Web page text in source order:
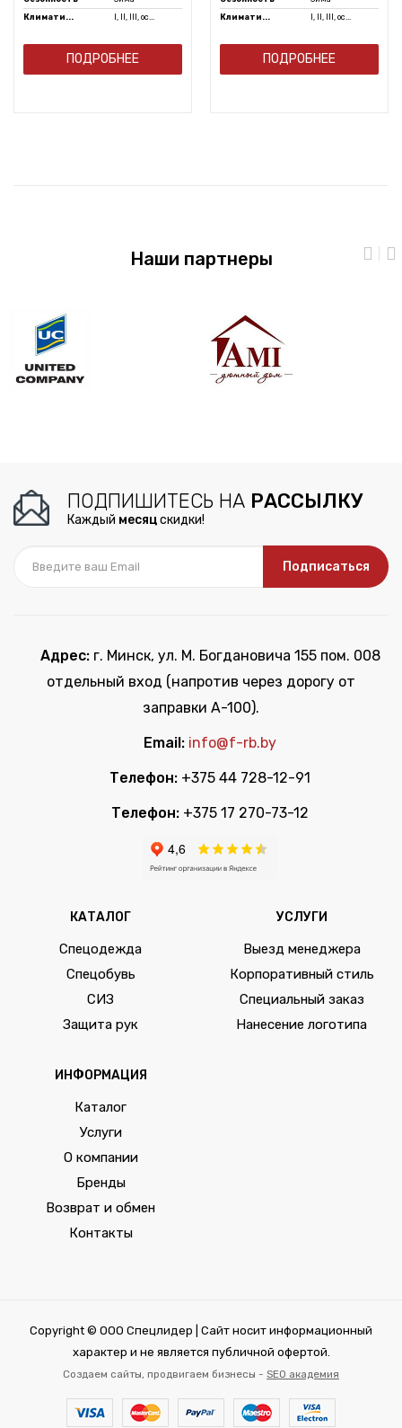
Климати...
I, II, III, ос...
ПОДРОБНЕЕ
Климати...
I, II, III, ос...
ПОДРОБНЕЕ
Наши партнеры
ПОДПИШИТЕСЬ НА РАССЫЛКУ
Каждый месяцскидки!
Подписаться
Адрес:г. Минск, ул. М. Богдановича 155 пом. 008
отдельный вход (напротив через дорогу от
заправки А-100).
Email: info@f-rb.by
Телефон: +375 44 728-12-91
Телефон: +375 17 270-73-12
КАТАЛОГ
Спецодежда
Спецобувь
СИЗ
Защита рук
УСЛУГИ
Выезд менеджера
Корпоративный стиль
Специальный заказ
Нанесение логотипа
ИНФОРМАЦИЯ
Каталог
Услуги
О компании
Бренды
Возврат и обмен
Контакты
Copyright © ООО Спецлидер | Сайт носит информационный
характер и не является публичной офертой.
Создаем сайты, продвигаем бизнесы - SEO академия